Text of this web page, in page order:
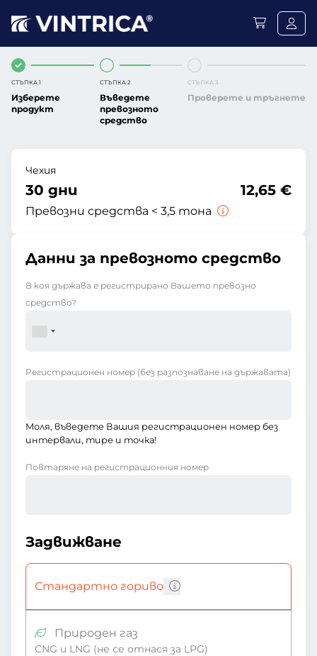
СТЪПКА 1
Изберете
продукт
СТЪПКА 2
Въведете
превозното
средство
СТЪПКА 3
Проверете и тръгнете
Чехия
30 дни
Превозни средства < 3,5 тона
12,65 €
Данни за превозното средство
В коя държава е регистрирано Вашето превозно
средство?
Регистрационен номер (без разпознаване на държавата)
Моля, въведете Вашия регистрационен номер без
интервали, тире и точка!
Повтаряне на регистрационния номер
Задвижване
Стандартно гориво
Природен газ
CNG и LNG (не се отнася за LPG)